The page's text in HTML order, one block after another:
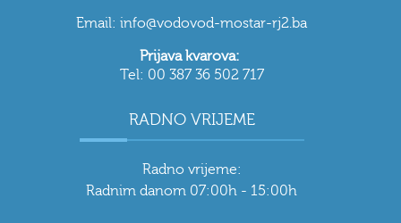
Email: info@vodovod-mostar-rj2.ba
Prijava kvarova:
Tel: 00 387 36 502 717
RADNO VRIJEME
Radno vrijeme:
Radnim danom 07:00h - 15:00h